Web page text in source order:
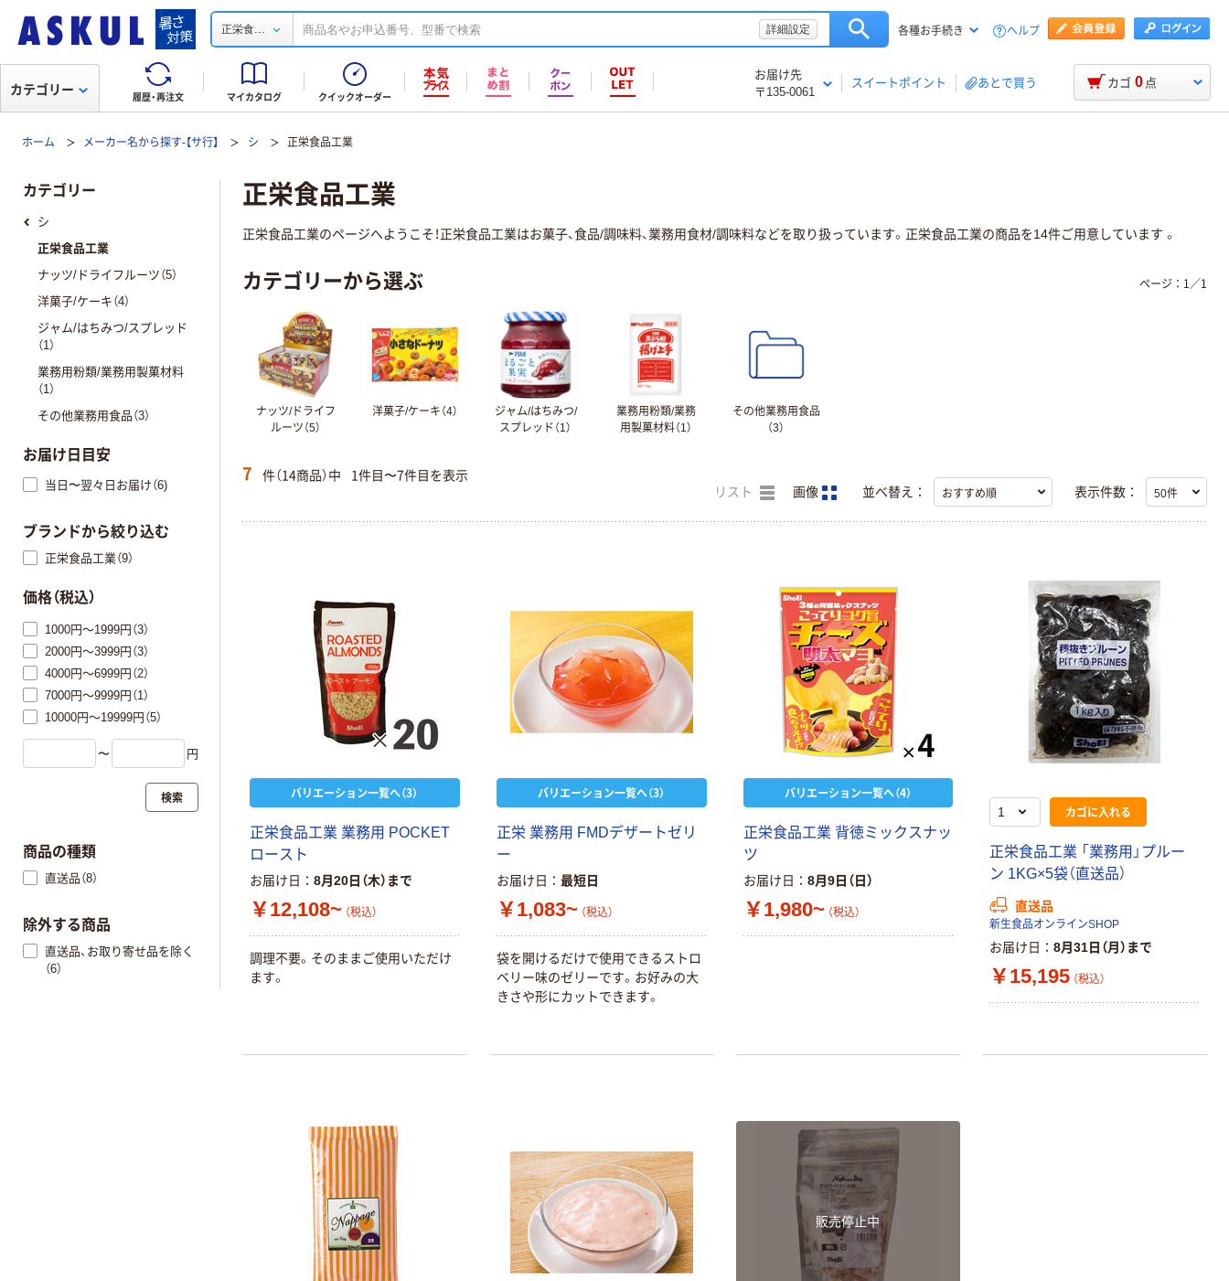
正栄食... 詳細設定 各種お手続き ヘルプ
履歴・再注文 マイカタログ クイックオーダー
お届け先
〒135-0061
スイートポイント あとで買う
カテゴリー カゴ 0 点
ホーム メーカー名から探す-【サ行】 シ 正栄食品工業
正栄食品工業
正栄食品工業のページへようこそ！正栄食品工業はお菓子、食品/調味料、業務用食材/調味料などを取り扱っています。正栄食品工業の商品を14件ご用意しています 。
カテゴリーから選ぶ
ナッツ/ドライフ
ルーツ（5）
洋菓子/ケーキ（4）
ジャム/はちみつ/
スプレッド（1）
業務用粉類/業務
用製菓材料（1）
その他業務用食品
（3）
ページ： 1 ／1
7 件（14商品）中 1件目〜7件目を表示
リスト 画像 並べ替え： 表示件数：
バリエーション一覧へ（3）
正栄食品工業 業務用 POCKET
ロースト
お届け日 8月20日（木）まで
￥12,108~ （税込）
調理不要。そのままご使用いただけ
ます。
バリエーション一覧へ（3）
正栄 業務用 FMDデザートゼリ
ー
お届け日 最短日
￥1,083~ （税込）
袋を開けるだけで使用できるストロ
ベリー味のゼリーです。お好みの大
きさや形にカットできます。
バリエーション一覧へ（4）
正栄食品工業 背徳ミックスナッ
ツ
お届け日 8月9日（日）
￥1,980~ （税込）
カゴに入れる
正栄食品工業 「業務用」プルー
ン 1KG×5袋（直送品）
直送品
新生食品オンラインSHOP
お届け日 8月31日（月）まで
￥15,195 （税込）
販売停止中
カテゴリー
シ
正栄食品工業
ナッツ/ドライフルーツ（5）
洋菓子/ケーキ（4）
ジャム/はちみつ/スプレッド
（1）
業務用粉類/業務用製菓材料
（1）
その他業務用食品（3）
お届け日目安
当日〜翌々日お届け（6)
ブランドから絞り込む
正栄食品工業（9）
価格（税込）
1000円～1999円（3）
2000円～3999円（3）
4000円～6999円（2）
7000円～9999円（1）
10000円～19999円（5）
〜 円
検索
商品の種類
直送品（8）
除外する商品
直送品、お取り寄せ品を除く
（6）